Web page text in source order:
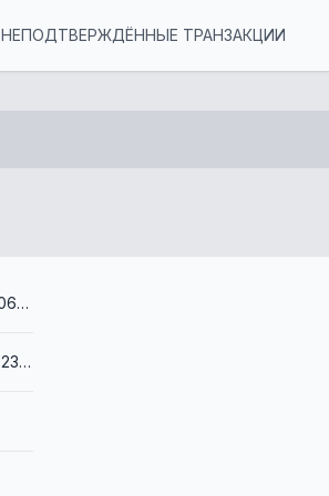
НЕПОДТВЕРЖДЁННЫЕ ТРАНЗАКЦИИ
1c9b5970b91b7f8a47ec6eaaf81af6f29e706976db3cac08b9767acedeb1f9ba
0014949616613225ec466930501d608e272356f3f160